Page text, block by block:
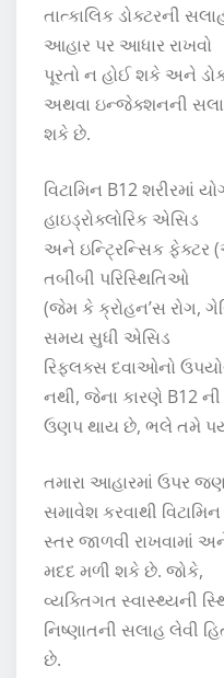
તાત્કાલિક ડોક્ટરની
આહાર પર આધાર રાખવો
પૂરતો ન હોઈ શકે અને
અથવા ઇન્જેક્શનની
શકે છે.
વિટામિન B12 શરીરમાં
હાઇડ્રોક્લોરિક એસિડ
અને ઇન્ટ્રિન્સિક ફેક્ટર
તબીબી પરિસ્થિતિઓ
(જેમ કે ક્રોહન’સ રોગ,
સમય સુધી એસિડ
રિફ્લક્સ દવાઓનો
નથી, જેના કારણે B12 ની
ઉણપ થાય છે, ભલે તમે
તમારા આહારમાં ઉપર
સમાવેશ કરવાથી
સ્તર જાળવી રાખવામાં
મદદ મળી શકે છે. જોકે,
વ્યક્તિગત સ્વાસ્થ્યની
નિષ્ણાતની સલાહ લેવી
છે.